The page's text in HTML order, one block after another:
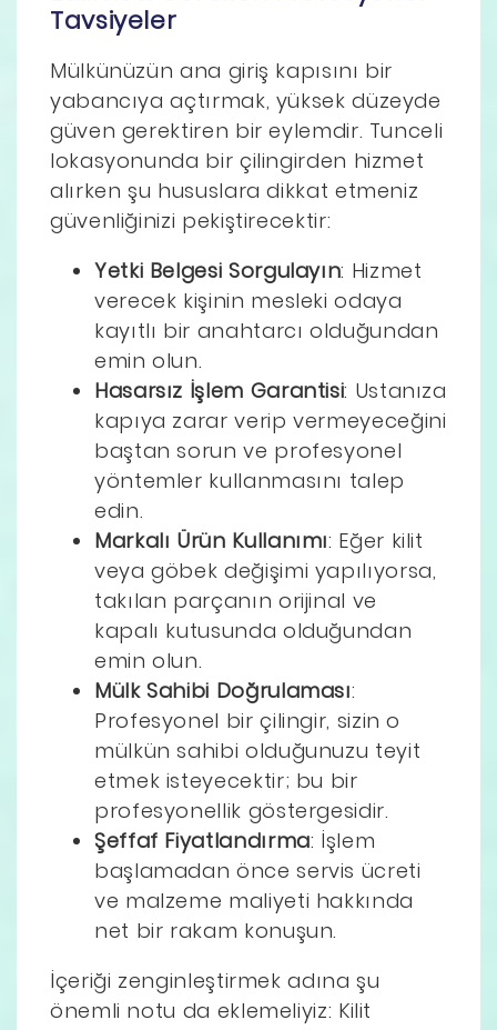
Tavsiyeler
Mülkünüzün ana giriş kapısını bir
yabancıya açtırmak, yüksek düzeyde
güven gerektiren bir eylemdir. Tunceli
lokasyonunda bir çilingirden hizmet
alırken şu hususlara dikkat etmeniz
güvenliğinizi pekiştirecektir:
Yetki Belgesi Sorgulayın: Hizmet
verecek kişinin mesleki odaya
kayıtlı bir anahtarcı olduğundan
emin olun.
Hasarsız İşlem Garantisi: Ustanıza
kapıya zarar verip vermeyeceğini
baştan sorun ve profesyonel
yöntemler kullanmasını talep
edin.
Markalı Ürün Kullanımı: Eğer kilit
veya göbek değişimi yapılıyorsa,
takılan parçanın orijinal ve
kapalı kutusunda olduğundan
emin olun.
Mülk Sahibi Doğrulaması:
Profesyonel bir çilingir, sizin o
mülkün sahibi olduğunuzu teyit
etmek isteyecektir; bu bir
profesyonellik göstergesidir.
Şeffaf Fiyatlandırma: İşlem
başlamadan önce servis ücreti
ve malzeme maliyeti hakkında
net bir rakam konuşun.
İçeriği zenginleştirmek adına şu
önemli notu da eklemeliyiz: Kilit